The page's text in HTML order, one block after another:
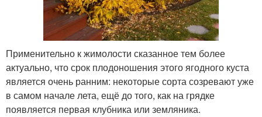
Применительно к жимолости сказанное тем более
актуально, что срок плодоношения этого ягодного куста
является очень ранним: некоторые сорта созревают уже
в самом начале лета, ещё до того, как на грядке
появляется первая клубника или земляника.